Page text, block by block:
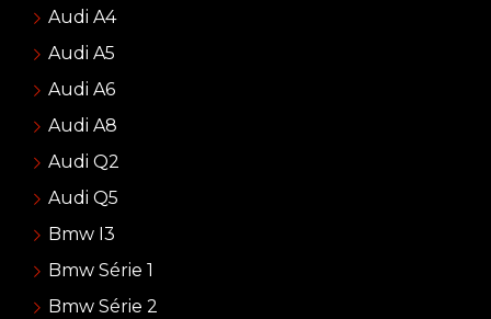
Audi A4
Audi A5
Audi A6
Audi A8
Audi Q2
Audi Q5
Bmw I3
Bmw Série 1
Bmw Série 2